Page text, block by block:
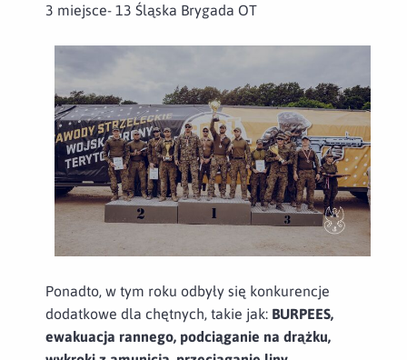
3 miejsce- 13 Śląska Brygada OT
Ponadto, w tym roku odbyły się konkurencje
dodatkowe dla chętnych, takie jak: BURPEES,
ewakuacja rannego, podciąganie na drążku,